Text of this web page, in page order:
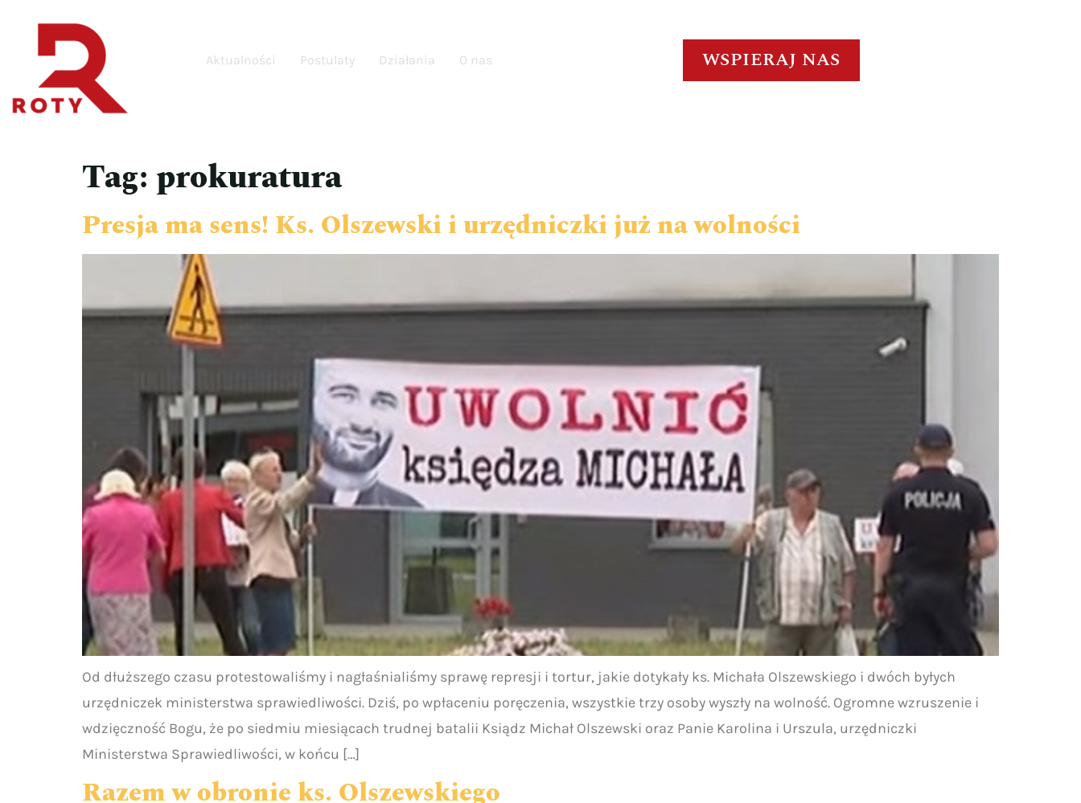
Aktualności Postulaty Działania O nas WSPIERAJ NAS
Tag: prokuratura
Presja ma sens! Ks. Olszewski i urzędniczki już na wolności
Od dłuższego czasu protestowaliśmy i nagłaśnialiśmy sprawę represji i tortur, jakie dotykały ks. Michała Olszewskiego i dwóch byłych
urzędniczek ministerstwa sprawiedliwości. Dziś, po wpłaceniu poręczenia, wszystkie trzy osoby wyszły na wolność. Ogromne wzruszenie i
wdzięczność Bogu, że po siedmiu miesiącach trudnej batalii Ksiądz Michał Olszewski oraz Panie Karolina i Urszula, urzędniczki
Ministerstwa Sprawiedliwości, w końcu […]
Razem w obronie ks. Olszewskiego